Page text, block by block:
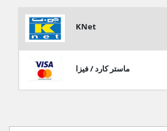
KNet
ماستر كارد / فيزا